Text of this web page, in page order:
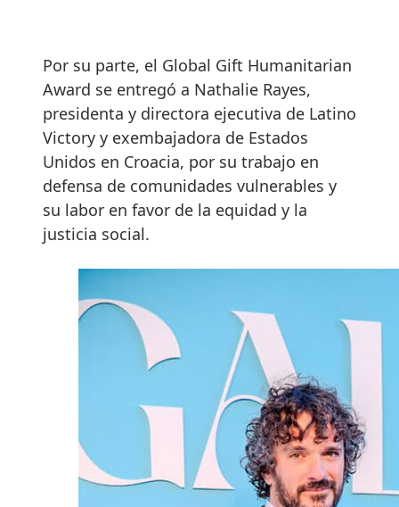
Por su parte, el Global Gift Humanitarian
Award se entregó a Nathalie Rayes,
presidenta y directora ejecutiva de Latino
Victory y exembajadora de Estados
Unidos en Croacia, por su trabajo en
defensa de comunidades vulnerables y
su labor en favor de la equidad y la
justicia social.